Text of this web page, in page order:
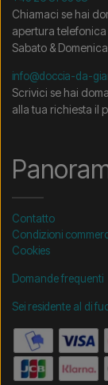
Chiamaci se hai
apertura telefonica
Sabato &
info@doccia-da-
Scrivici se hai
alla tua richiesta il
Contatto
Condizioni
Cookies
Domande frequenti
Sei residente al di